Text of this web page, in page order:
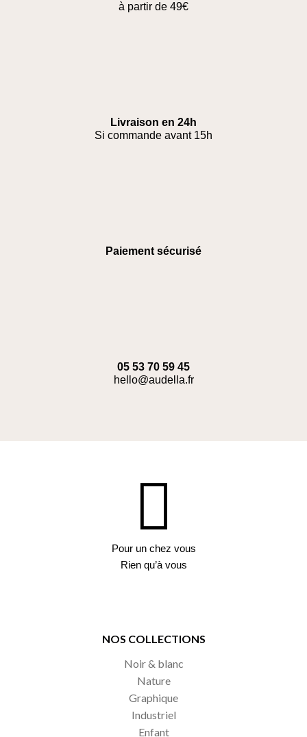
à partir de 49€
Livraison en 24h
Si commande avant 15h
Paiement sécurisé
05 53 70 59 45
hello@audella.fr
Pour un chez vous
Rien qu’à vous
NOS COLLECTIONS
Noir & blanc
Nature
Graphique
Industriel
Enfant